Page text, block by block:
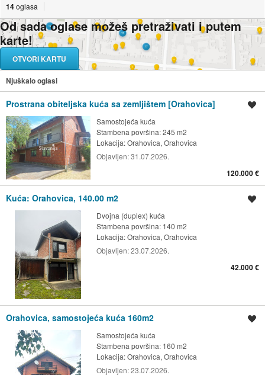
14oglasa
Od sada oglase možeš pretraživati i putem
karte!
OTVORI KARTU
Njuškalo oglasi
Prostrana obiteljska kuća sa zemljištem [Orahovica]
Samostojeća kuća
Stambena površina: 245 m2
Lokacija:Orahovica, Orahovica
Objavljen:31.07.2026.
120.000 €
Kuća: Orahovica, 140.00 m2
Dvojna (duplex) kuća
Stambena površina: 140 m2
Lokacija:Orahovica, Orahovica
Objavljen:23.07.2026.
42.000 €
Orahovica, samostojeća kuća 160m2
Samostojeća kuća
Stambena površina: 160 m2
Lokacija:Orahovica, Orahovica
Objavljen:23.07.2026.